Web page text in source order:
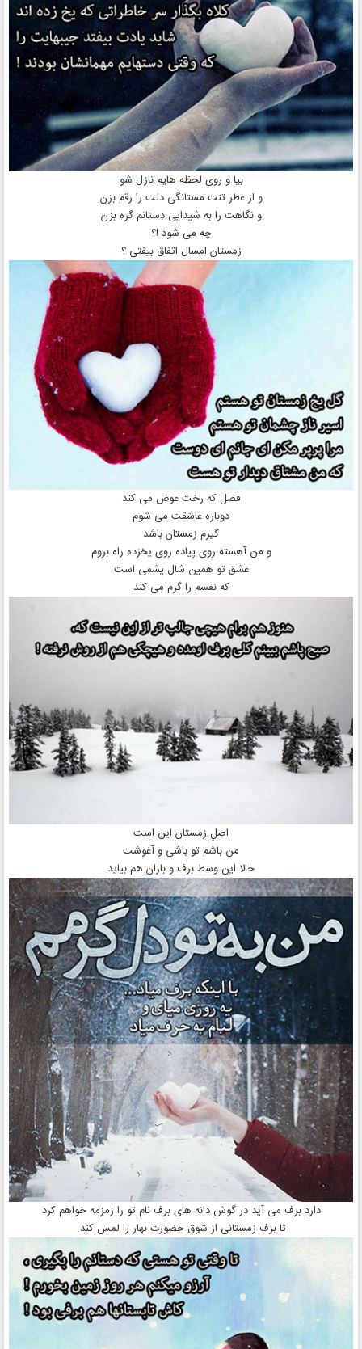
بيا و روی لحظه هايم نازل شو
و از عطر تنت مستانگی دلت را رقم بزن
و نگاهت را به شيدايی دستانم گره بزن
چه می شود !؟
زمستان امسال اتفاق بيفتی ؟
فصل که رخت عوض می کند
دوباره عاشقت می شوم
گیرم زمستان باشد
و من آهسته روی پیاده روی یخزده راه بروم
عشق تو همین شال پشمی است
که نفسم را گرم می کند
اصلِ زمستان این است
من باشم تو باشی و آغوشت
حالا این وسط برف و باران هم بیاید
دارد برف می آید در گوش دانه های برف نام تو را زمزمه خواهم کرد
تا برف زمستانی از شوق حضورت بهار را لمس کند.